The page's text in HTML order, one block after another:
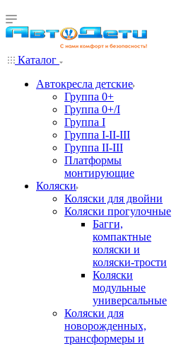
Каталог
Автокресла детские
Группа 0+
Группа 0+/I
Группа I
Группа I-II-III
Группа II-III
Платформы
монтирующие
Коляски
Коляски для двойни
Коляски прогулочные
Багги,
компактные
коляски и
коляски-трости
Коляски
модульные
универсальные
Коляски для
новорожденных,
трансформеры и